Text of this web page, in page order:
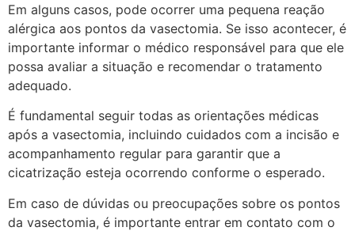
Em alguns casos, pode ocorrer uma pequena reação
alérgica aos pontos da vasectomia. Se isso acontecer, é
importante informar o médico responsável para que ele
possa avaliar a situação e recomendar o tratamento
adequado.
É fundamental seguir todas as orientações médicas
após a vasectomia, incluindo cuidados com a incisão e
acompanhamento regular para garantir que a
cicatrização esteja ocorrendo conforme o esperado.
Em caso de dúvidas ou preocupações sobre os pontos
da vasectomia, é importante entrar em contato com o